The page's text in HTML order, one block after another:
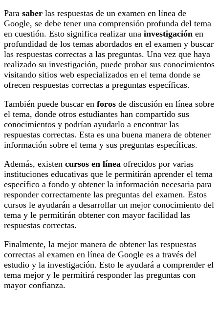
Para saber las respuestas de un examen en línea de
Google, se debe tener una comprensión profunda del tema
en cuestión. Esto significa realizar una investigación en
profundidad de los temas abordados en el examen y buscar
las respuestas correctas a las preguntas. Una vez que haya
realizado su investigación, puede probar sus conocimientos
visitando sitios web especializados en el tema donde se
ofrecen respuestas correctas a preguntas específicas.
También puede buscar en foros de discusión en línea sobre
el tema, donde otros estudiantes han compartido sus
conocimientos y podrían ayudarlo a encontrar las
respuestas correctas. Esta es una buena manera de obtener
información sobre el tema y sus preguntas específicas.
Además, existen cursos en línea ofrecidos por varias
instituciones educativas que le permitirán aprender el tema
específico a fondo y obtener la información necesaria para
responder correctamente las preguntas del examen. Estos
cursos le ayudarán a desarrollar un mejor conocimiento del
tema y le permitirán obtener con mayor facilidad las
respuestas correctas.
Finalmente, la mejor manera de obtener las respuestas
correctas al examen en línea de Google es a través del
estudio y la investigación. Esto le ayudará a comprender el
tema mejor y le permitirá responder las preguntas con
mayor confianza.